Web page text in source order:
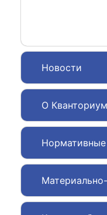
Новости
О